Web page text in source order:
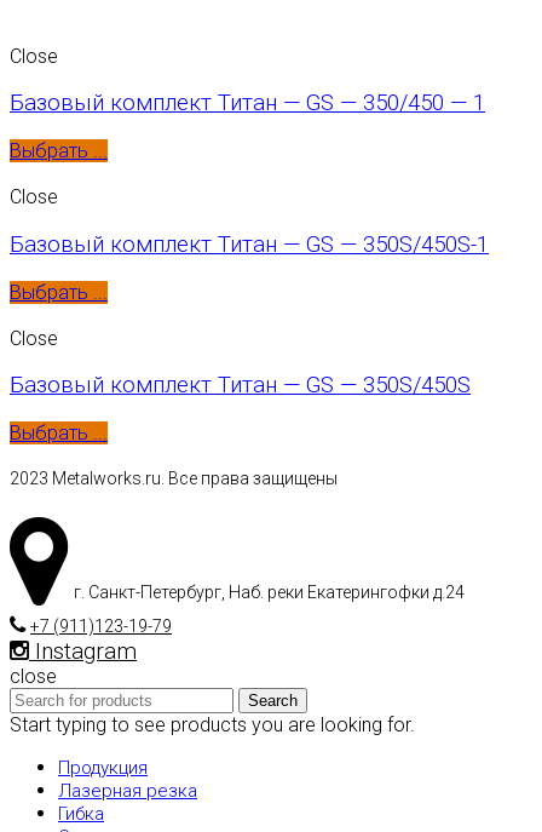
Close
Базовый комплект Титан — GS — 350/450 — 1
Выбрать ...
Close
Базовый комплект Титан — GS — 350S/450S-1
Выбрать ...
Close
Базовый комплект Титан — GS — 350S/450S
Выбрать ...
2023 Metalworks.ru. Все права защищены
г. Санкт-Петербург, Наб. реки Екатерингофки д.24
+7 (911)123-19-79
Instagram
close
Search
Start typing to see products you are looking for.
Продукция
Лазерная резка
Гибка